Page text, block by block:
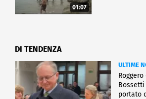
01:07
DI TENDENZA
ULTIME
portato